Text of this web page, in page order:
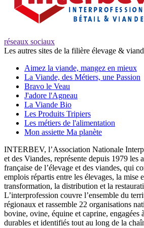
réseaux sociaux
Les autres sites de la filière élevage &
Aimez la viande, mangez en mieux
La Viande, des Métiers, une Passion
Bravo le Veau
J'adore l'Agneau
La Viande Bio
Les Produits Tripiers
Les métiers de l'alimentation
Mon assiette Ma planète
INTERBEV, l’Association Nationale
et des Viandes, représente depuis 1979 les
française de l’élevage et des viandes, qui
emplois répartis entre les élevages, la mise
transformation, la distribution et la
L’interprofession couvre l’ensemble du
régionaux et rassemble 22 organisations
bovine, ovine, équine et caprine, engagées
durables et identifiés tout au long de la